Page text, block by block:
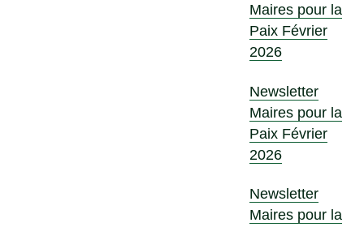
Maires pour la
Paix Février
2026
Newsletter
Maires pour la
Paix Février
2026
Newsletter
Maires pour la